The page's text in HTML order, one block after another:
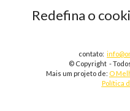
Redefina o
contato:
© Copyright -
Mais um projeto de: O
Política